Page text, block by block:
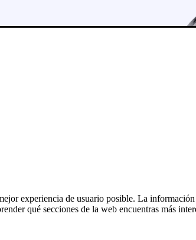
experiencia de usuario posible. La
qué secciones de la web encuentras más